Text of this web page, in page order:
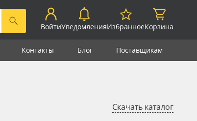
ВойтиУведомленияИзбранноеКорзина
Контакты Блог Поставщикам
Скачать каталог